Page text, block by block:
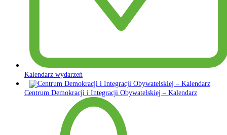
Kalendarz wydarzeń
Centrum Demokracji i Integracji Obywatelskiej – Kalendarz